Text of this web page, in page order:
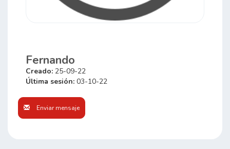
Fernando
Creado: 25-09-22
Última sesión: 03-10-22
Enviar mensaje